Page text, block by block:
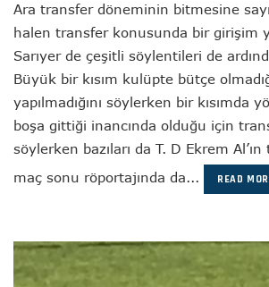
Ara transfer döneminin bitmesine
halen transfer konusunda bir girişim
Sarıyer de çeşitli söylentileri de
Büyük bir kısım kulüpte bütçe
yapılmadığını söylerken bir kısımda
boşa gittiği inancında olduğu için
söylerken bazıları da T. D Ekrem Al’ın
maç sonu röportajında da...
READ